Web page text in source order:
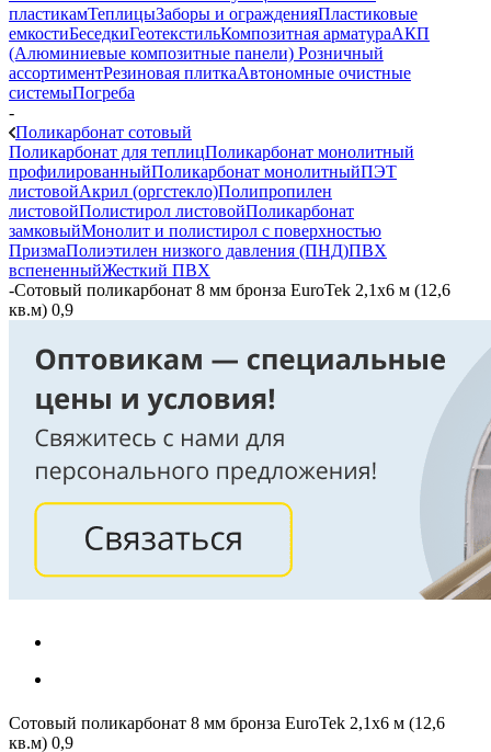
пластикамТеплицыЗаборы и огражденияПластиковые
емкостиБеседкиГеотекстильКомпозитная арматураАКП
(Алюминиевые композитные панели) Розничный
ассортиментРезиновая плиткаАвтономные очистные
системыПогреба
-
Поликарбонат сотовый
Поликарбонат для теплицПоликарбонат монолитный
профилированныйПоликарбонат монолитныйПЭТ
листовойАкрил (оргстекло)Полипропилен
листовойПолистирол листовойПоликарбонат
замковыйМонолит и полистирол с поверхностью
ПризмаПолиэтилен низкого давления (ПНД)ПВХ
вспененныйЖесткий ПВХ
-Сотовый поликарбонат 8 мм бронза EuroTek 2,1х6 м (12,6
кв.м) 0,9
Сотовый поликарбонат 8 мм бронза EuroTek 2,1х6 м (12,6
кв.м) 0,9